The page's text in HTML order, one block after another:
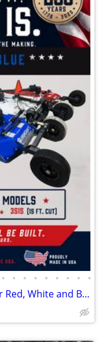
• • • • • • • • •
Ironcraft Batwing, Bush Hog, Mower Red, White and Blue